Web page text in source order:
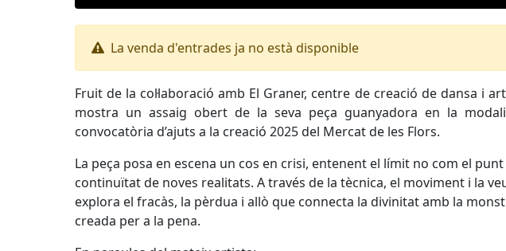
La venda d'entrades ja no està disponible
Fruit de la col·laboració amb El Graner, centre de creació de dansa i
mostra un assaig obert de la seva peça guanyadora en la
convocatòria d’ajuts a la creació 2025 del Mercat de les Flors.
La peça posa en escena un cos en crisi, entenent el límit no com el
continuïtat de noves realitats. A través de la tècnica, el moviment i la
explora el fracàs, la pèrdua i allò que connecta la divinitat amb la
creada per a la pena.